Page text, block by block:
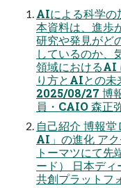
AIによる科学の
本資料は、進歩
研究や発見がど
しているのか、
領域におけるAI
り方とAIとの未
2025/08/27 博
員・CAIO 森正
自己紹介 博報
AI」の進化 ア
トーマツにて
ード） 日本デ
共創プラットフ